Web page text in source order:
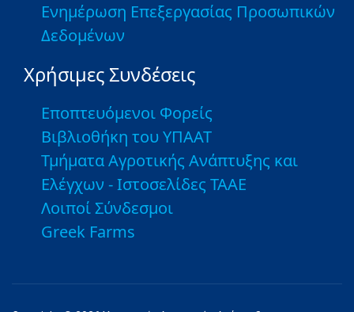
Ενημέρωση Επεξεργασίας Προσωπικών
Δεδομένων
Χρήσιμες Συνδέσεις
Εποπτευόμενοι Φορείς
Βιβλιοθήκη του ΥΠΑΑΤ
Τμήματα Αγροτικής Ανάπτυξης και
Ελέγχων - Ιστοσελίδες ΤΑΑΕ
Λοιποί Σύνδεσμοι
Greek Farms